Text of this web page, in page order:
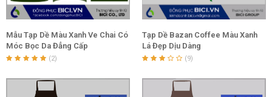
Mẫu Tạp Dề Màu Xanh Ve Chai Có
Móc Bọc Da Đẳng Cấp
(2)
Tạp Dề Bazan Coffee Màu Xanh
Lá Đẹp Dịu Dàng
(9)